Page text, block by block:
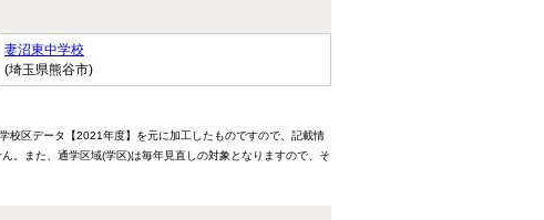
妻沼東中学校
(埼玉県熊谷市)
校区データ【2021年度】を元に加工したものですので、記載情
。また、通学区域(学区)は毎年見直しの対象となりますので、そ